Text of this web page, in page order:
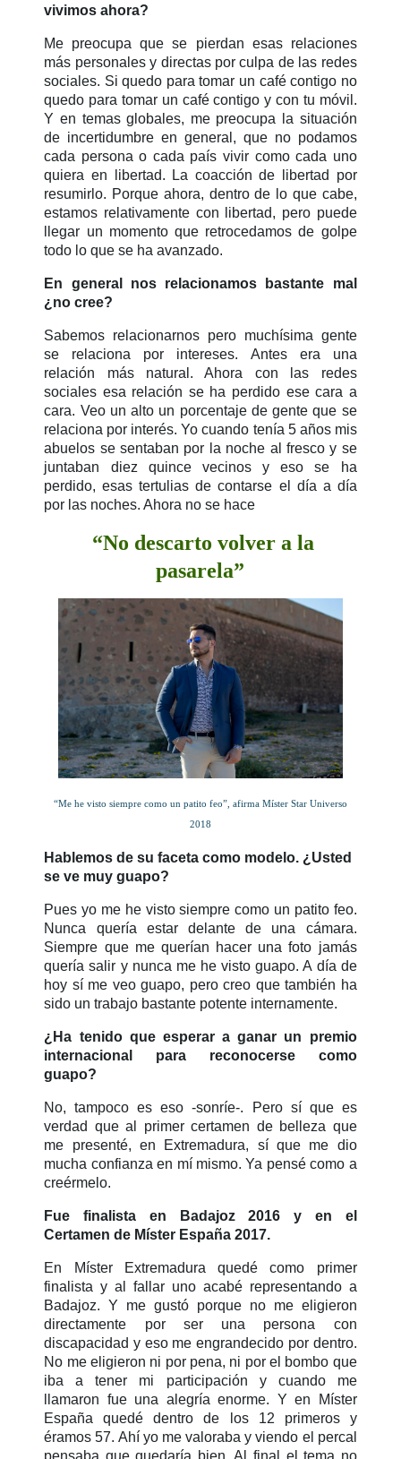
vivimos ahora?
Me preocupa que se pierdan esas relaciones
más personales y directas por culpa de las redes
sociales. Si quedo para tomar un café contigo no
quedo para tomar un café contigo y con tu móvil.
Y en temas globales, me preocupa la situación
de incertidumbre en general, que no podamos
cada persona o cada país vivir como cada uno
quiera en libertad. La coacción de libertad por
resumirlo. Porque ahora, dentro de lo que cabe,
estamos relativamente con libertad, pero puede
llegar un momento que retrocedamos de golpe
todo lo que se ha avanzado.
En general nos relacionamos bastante mal
¿no cree?
Sabemos relacionarnos pero muchísima gente
se relaciona por intereses. Antes era una
relación más natural. Ahora con las redes
sociales esa relación se ha perdido ese cara a
cara. Veo un alto un porcentaje de gente que se
relaciona por interés. Yo cuando tenía 5 años mis
abuelos se sentaban por la noche al fresco y se
juntaban diez quince vecinos y eso se ha
perdido, esas tertulias de contarse el día a día
por las noches. Ahora no se hace
“No descarto volver a la
pasarela”
“Me he visto siempre como un patito feo”, afirma Míster Star Universo
2018
Hablemos de su faceta como modelo. ¿Usted
se ve muy guapo?
Pues yo me he visto siempre como un patito feo.
Nunca quería estar delante de una cámara.
Siempre que me querían hacer una foto jamás
quería salir y nunca me he visto guapo. A día de
hoy sí me veo guapo, pero creo que también ha
sido un trabajo bastante potente internamente.
¿Ha tenido que esperar a ganar un premio
internacional para reconocerse como
guapo?
No, tampoco es eso -sonríe-. Pero sí que es
verdad que al primer certamen de belleza que
me presenté, en Extremadura, sí que me dio
mucha confianza en mí mismo. Ya pensé como a
creérmelo.
Fue finalista en Badajoz 2016 y en el
Certamen de Míster España 2017.
En Míster Extremadura quedé como primer
finalista y al fallar uno acabé representando a
Badajoz. Y me gustó porque no me eligieron
directamente por ser una persona con
discapacidad y eso me engrandecido por dentro.
No me eligieron ni por pena, ni por el bombo que
iba a tener mi participación y cuando me
llamaron fue una alegría enorme. Y en Míster
España quedé dentro de los 12 primeros y
éramos 57. Ahí yo me valoraba y viendo el percal